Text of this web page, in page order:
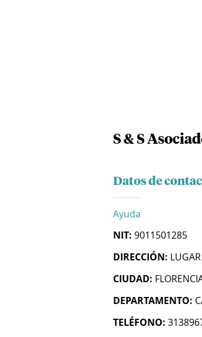
S & S
Datos de
Ayuda
NIT: 9011501285
DIRECCIÓN:
CIUDAD:
DEPARTAMENTO:
TELÉFONO: